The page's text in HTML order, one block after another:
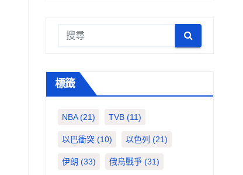
標籤
NBA(21) TVB(11)
以巴衝突(10) 以色列 (21)
伊朗 (33) 俄烏戰爭(31)